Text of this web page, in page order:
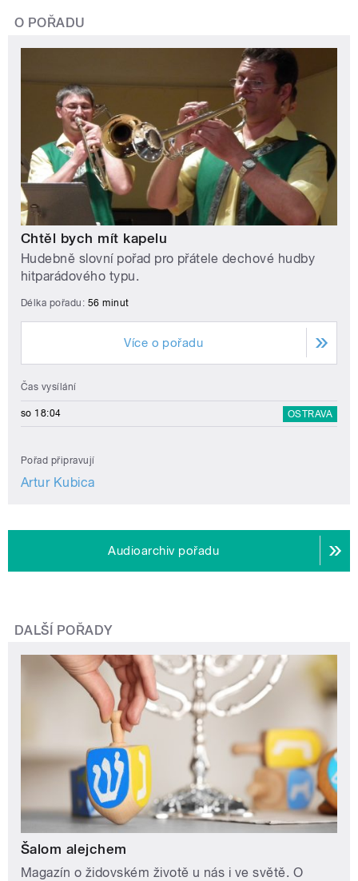
O POŘADU
Chtěl bych mít kapelu
Hudebně slovní pořad pro přátele dechové hudby
hitparádového typu.
Délka pořadu: 56 minut
Více o pořadu
Čas vysílání
so 18:04 OSTRAVA
Pořad připravují
Artur Kubica
Audioarchiv pořadu
DALŠÍ POŘADY
Šalom alejchem
Magazín o židovském životě u nás i ve světě. O